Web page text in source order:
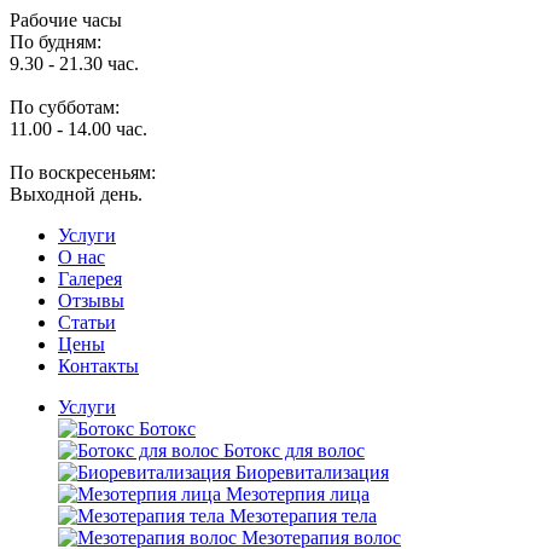
Рабочие часы
По будням:
9.30 - 21.30 час.
По субботам:
11.00 - 14.00 час.
По воскресеньям:
Выходной день.
Услуги
O нас
Галерея
Отзывы
Статьи
Цены
Контакты
Услуги
Ботокс
Ботокс для волос
Биоревитализация
Мезотерпия лица
Мезотерапия тела
Мезотерапия волос